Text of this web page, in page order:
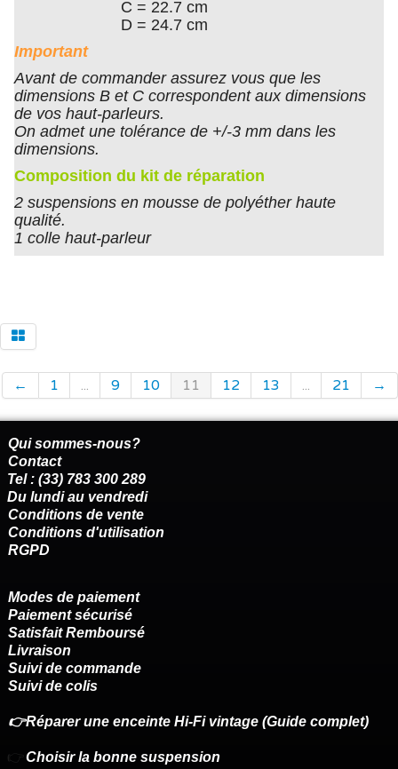
C = 22.7 cm
D = 24.7 cm
Important
Avant de commander assurez vous que les
dimensions B et C correspondent aux dimensions
de vos haut-parleurs.
On admet une tolérance de +/-3 mm dans les
dimensions.
Composition du kit de réparation
2 suspensions en mousse de polyéther haute
qualité.
1 colle haut-parleur
← 1 ... 9 10 11 12 13 ... 21 →
Qui sommes-nous?
Contact
Tel : (33) 783 300 289
Du lundi au vendredi
Conditions de vente
Conditions d'utilisation
RGPD
Modes de paiement
Paiement sécurisé
Satisfait Remboursé
Livraison
Suivi de commande
Suivi de colis
👉Réparer une enceinte Hi-Fi vintage (Guide complet)
👉 Choisir la bonne suspension